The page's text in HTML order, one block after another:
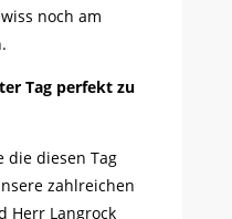
noch am
Tag perfekt zu
die diesen Tag
zahlreichen
Herr Langrock